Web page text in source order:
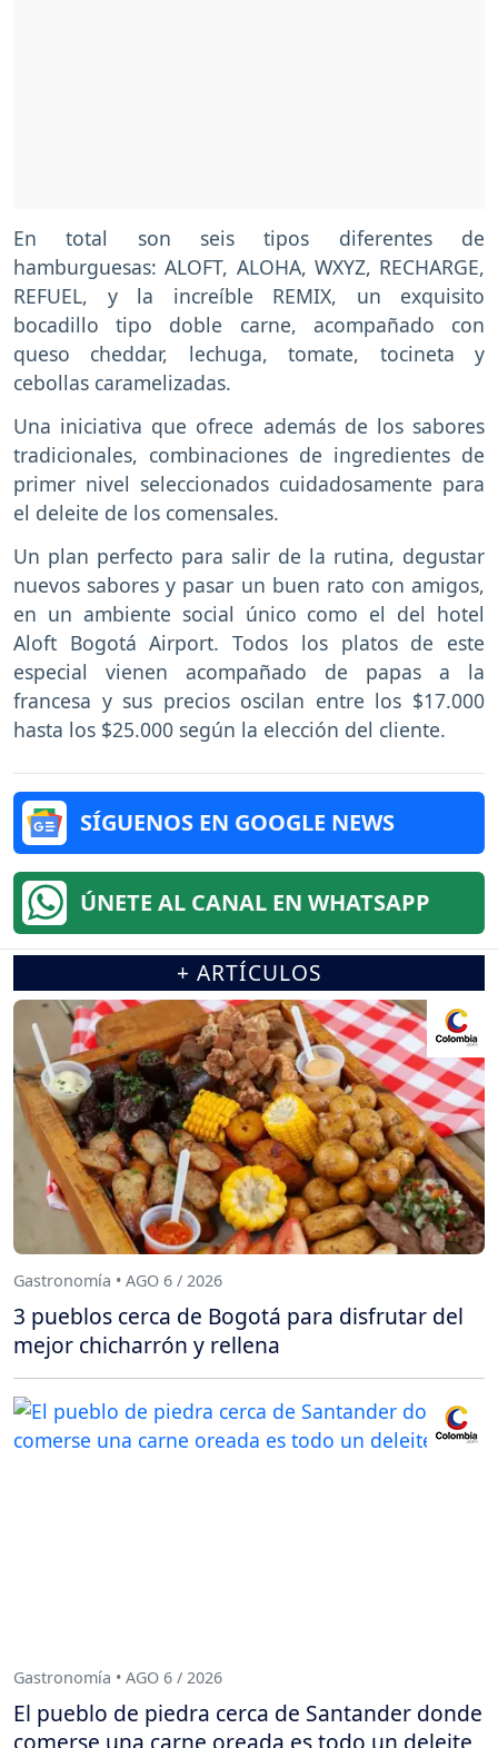
En total son seis tipos diferentes de
hamburguesas: ALOFT, ALOHA, WXYZ, RECHARGE,
REFUEL, y la increíble REMIX, un exquisito
bocadillo tipo doble carne, acompañado con
queso cheddar, lechuga, tomate, tocineta y
cebollas caramelizadas.
Una iniciativa que ofrece además de los sabores
tradicionales, combinaciones de ingredientes de
primer nivel seleccionados cuidadosamente para
el deleite de los comensales.
Un plan perfecto para salir de la rutina, degustar
nuevos sabores y pasar un buen rato con amigos,
en un ambiente social único como el del hotel
Aloft Bogotá Airport. Todos los platos de este
especial vienen acompañado de papas a la
francesa y sus precios oscilan entre los $17.000
hasta los $25.000 según la elección del cliente.
SÍGUENOS EN GOOGLE NEWS
ÚNETE AL CANAL EN WHATSAPP
+ ARTÍCULOS
Gastronomía • AGO 6 / 2026
3 pueblos cerca de Bogotá para disfrutar del
mejor chicharrón y rellena
Gastronomía • AGO 6 / 2026
El pueblo de piedra cerca de Santander donde
comerse una carne oreada es todo un deleite